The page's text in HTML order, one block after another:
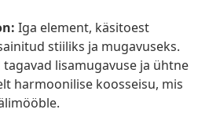
Iga element, käsitoest
stiiliks ja mugavuseks.
lisamugavuse ja ühtne
harmoonilise koosseisu, mis